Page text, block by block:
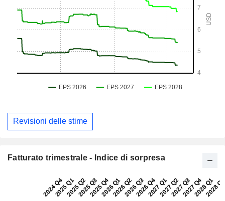
Revisioni delle stime
Fatturato trimestrale - Indice di sorpresa